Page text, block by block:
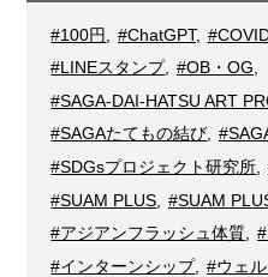
#100円 #ChatGPT,
#LINEスタンプ, #OB・OG
#SAGA-DAI-HATSU ART
#SAGAたてもの結び,
#SDGsプロジェクト研究所
#SUAM PLUS
#SUAM
#アジアンフラッシュ体質
#インターンシップ, #ウェ